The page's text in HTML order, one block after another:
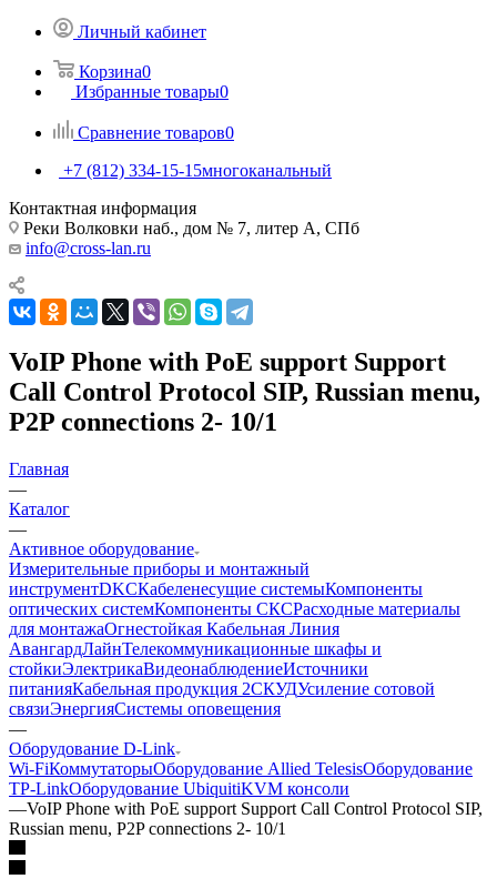
Личный кабинет
Корзина0
Избранные товары0
Сравнение товаров0
+7 (812) 334-15-15многоканальный
Контактная информация
Реки Волковки наб., дом № 7, литер А, СПб
info@cross-lan.ru
VoIP Phone with PoE support Support
Call Control Protocol SIP, Russian menu,
P2P connections 2- 10/1
Главная
—
Каталог
—
Активное оборудование
Измерительные приборы и монтажный
инструментDKCКабеленесущие системыКомпоненты
оптических системКомпоненты СКСРасходные материалы
для монтажаОгнестойкая Кабельная Линия
АвангардЛайнТелекоммуникационные шкафы и
стойкиЭлектрикаВидеонаблюдениеИсточники
питанияКабельная продукция 2СКУДУсиление сотовой
связиЭнергияСистемы оповещения
—
Оборудование D-Link
Wi-FiКоммутаторыОборудование Allied TelesisОборудование
TP-LinkОборудование UbiquitiKVM консоли
—VoIP Phone with PoE support Support Call Control Protocol SIP,
Russian menu, P2P connections 2- 10/1